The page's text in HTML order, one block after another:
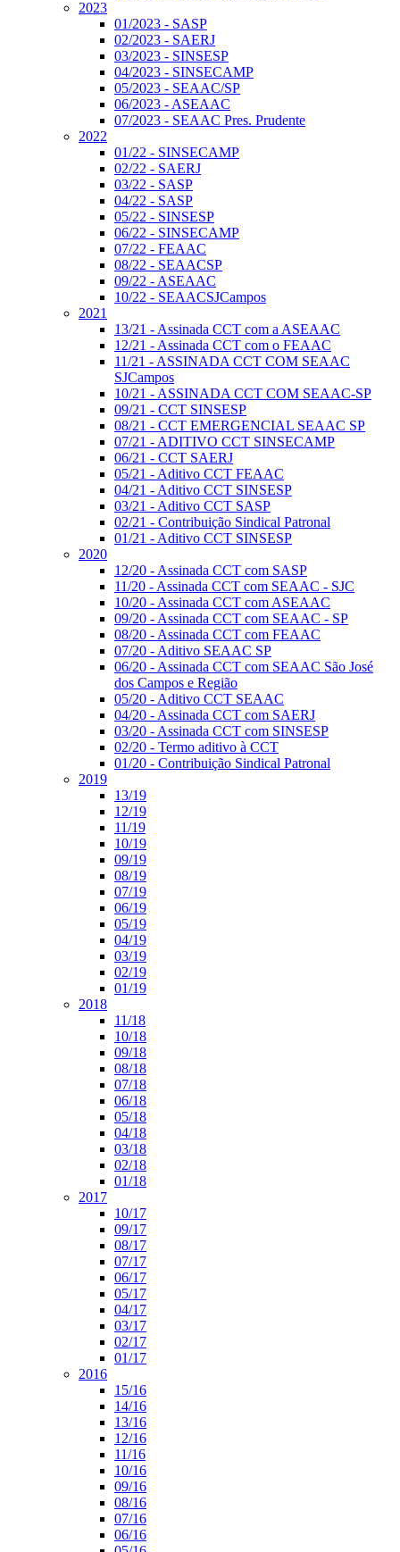
2023
01/2023 - SASP
02/2023 - SAERJ
03/2023 - SINSESP
04/2023 - SINSECAMP
05/2023 - SEAAC/SP
06/2023 - ASEAAC
07/2023 - SEAAC Pres. Prudente
2022
01/22 - SINSECAMP
02/22 - SAERJ
03/22 - SASP
04/22 - SASP
05/22 - SINSESP
06/22 - SINSECAMP
07/22 - FEAAC
08/22 - SEAACSP
09/22 - ASEAAC
10/22 - SEAACSJCampos
2021
13/21 - Assinada CCT com a ASEAAC
12/21 - Assinada CCT com o FEAAC
11/21 - ASSINADA CCT COM SEAAC
SJCampos
10/21 - ASSINADA CCT COM SEAAC-SP
09/21 - CCT SINSESP
08/21 - CCT EMERGENCIAL SEAAC SP
07/21 - ADITIVO CCT SINSECAMP
06/21 - CCT SAERJ
05/21 - Aditivo CCT FEAAC
04/21 - Aditivo CCT SINSESP
03/21 - Aditivo CCT SASP
02/21 - Contribuição Sindical Patronal
01/21 - Aditivo CCT SINSESP
2020
12/20 - Assinada CCT com SASP
11/20 - Assinada CCT com SEAAC - SJC
10/20 - Assinada CCT com ASEAAC
09/20 - Assinada CCT com SEAAC - SP
08/20 - Assinada CCT com FEAAC
07/20 - Aditivo SEAAC SP
06/20 - Assinada CCT com SEAAC São José
dos Campos e Região
05/20 - Aditivo CCT SEAAC
04/20 - Assinada CCT com SAERJ
03/20 - Assinada CCT com SINSESP
02/20 - Termo aditivo à CCT
01/20 - Contribuição Sindical Patronal
2019
13/19
12/19
11/19
10/19
09/19
08/19
07/19
06/19
05/19
04/19
03/19
02/19
01/19
2018
11/18
10/18
09/18
08/18
07/18
06/18
05/18
04/18
03/18
02/18
01/18
2017
10/17
09/17
08/17
07/17
06/17
05/17
04/17
03/17
02/17
01/17
2016
15/16
14/16
13/16
12/16
11/16
10/16
09/16
08/16
07/16
06/16